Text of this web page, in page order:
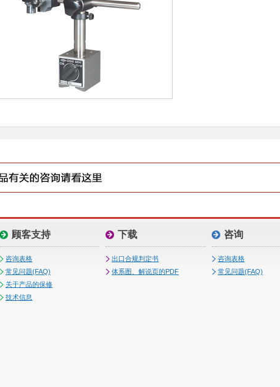
顾客支持
咨询表格
常见问题(FAQ)
关于产品的保修
技术信息
下载
出口合规判定书
体系图、解说页的PDF
咨询
咨询表格
常见问题(FAQ)